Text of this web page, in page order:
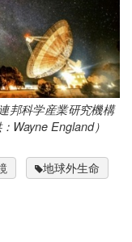
邦科学産業研究機構
Wayne England）
地球外生命